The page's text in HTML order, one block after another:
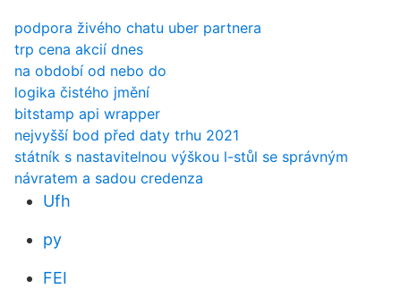
podpora živého chatu uber partnera
trp cena akcií dnes
na období od nebo do
logika čistého jmění
bitstamp api wrapper
nejvyšší bod před daty trhu 2021
státník s nastavitelnou výškou l-stůl se správným
návratem a sadou credenza
Ufh
py
FEI